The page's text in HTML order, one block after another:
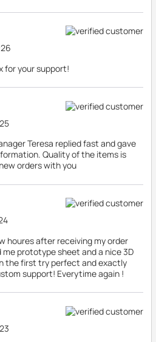
for your support!
Teresa replied fast and gave
Quality of the items is
orders with you
houres after receiving my order
prototype sheet and a nice 3D
the first try perfect and exactly
support! Everytime again !